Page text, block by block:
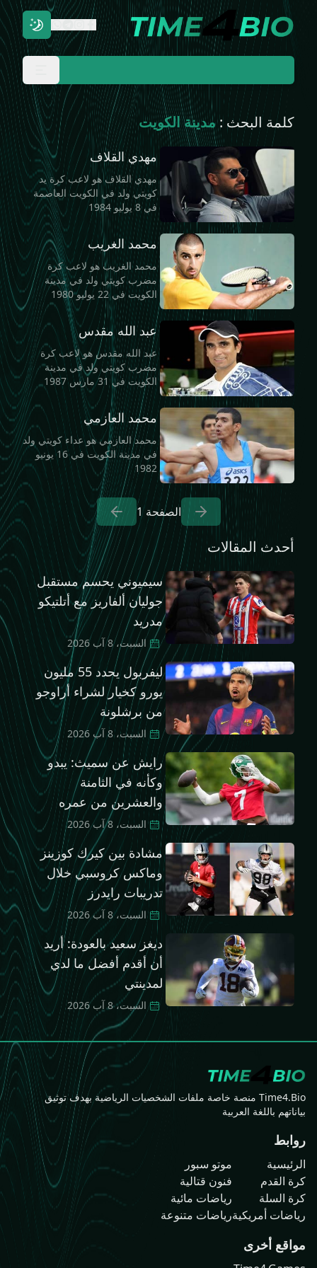
كلمة البحث :مدينة الكويت
مهدي القلاف
مهدي القلاف هو لاعب كرة يد
كويتي ولد في الكويت العاصمة
في 8 يوليو 1984
محمد الغريب
محمد الغريب هو لاعب كرة
مضرب كويتي ولد في مدينة
الكويت في 22 يوليو 1980
عبد الله مقدس
عبد الله مقدس هو لاعب كرة
مضرب كويتي ولد في مدينة
الكويت في 31 مارس 1987
محمد العازمي
محمد العازمي هو عداء كويتي ولد
في مدينة الكويت في 16 يونيو
1982
الصفحة1
أحدث المقالات
سيميوني يحسم مستقبل
جوليان ألفاريز مع أتلتيكو
مدريد
السبت، 8 آب 2026
ليفربول يحدد 55 مليون
يورو كخيار لشراء أراوجو
من برشلونة
السبت، 8 آب 2026
رايش عن سميث: يبدو
وكأنه في الثامنة
والعشرين من عمره
السبت، 8 آب 2026
مشادة بين كيرك كوزينز
وماكس كروسبي خلال
تدريبات رايدرز
السبت، 8 آب 2026
ديغز سعيد بالعودة: أريد
أن أقدم أفضل ما لدي
لمدينتي
السبت، 8 آب 2026
Time4.Bio منصة خاصة ملفات الشخصيات الرياضية بهدف توثيق
بياناتهم باللغة العربية
روابط
الرئيسية
كرة القدم
كرة السلة
رياضات أمريكية
موتو سبور
فنون قتالية
رياضات مائية
رياضات متنوعة
مواقع أخرى